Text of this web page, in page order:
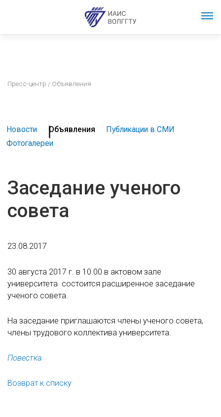
Пресс-центр / Объявления
Новости Объявления
Публикации в СМИ
Фотогалереи
Заседание ученого
совета
23.08.2017
30 августа 2017 г. в 10.00 в актовом зале
университета состоится расширенное заседание
ученого совета.
На заседание приглашаются члены ученого совета,
члены трудового коллектива университета.
Повестка
Возврат к списку